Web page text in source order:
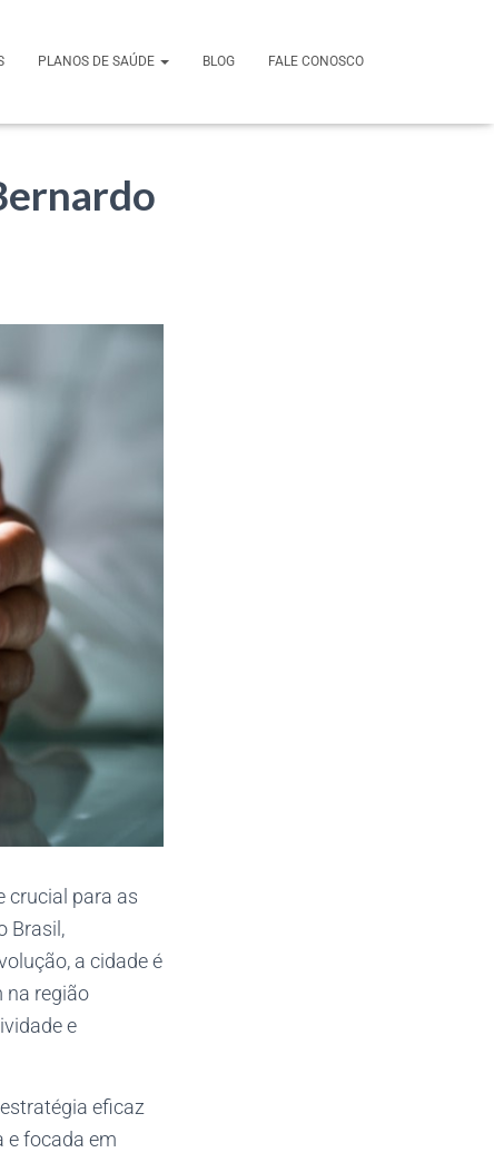
PLANOS DE SAÚDE BLOG FALE CONOSCO
crucial para as
Brasil,
a cidade é
na região
e
eficaz
e focada em